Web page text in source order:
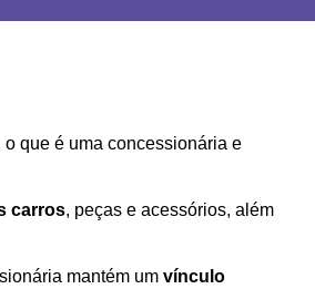
que é uma concessionária e
carros, peças e acessórios, além
mantém um vínculo